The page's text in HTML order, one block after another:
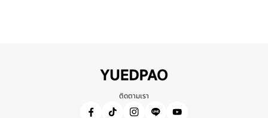
ติดตามเรา